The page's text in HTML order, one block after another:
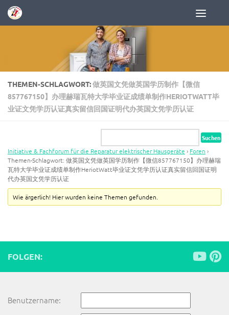
Zum Inhalt springen
THEMEN-SCHLAGWORT:做英国文凭做英国学历制作【微信
857767150】办理赫瑞瓦特大学毕业证成绩单制作HERIOTWATT毕
业证文凭学历认证真实留信回国证明代办英国文凭学历认证
Initiative & Fachforum für die Reparatur elektrischer Hausgeräte › Foren ›
Themen-Schlagwort: 做英国文凭做英国学历制作【微信857767150】办理赫瑞
瓦特大学毕业证成绩单制作HeriotWatt毕业证文凭学历认证真实留信回国证明
代办英国文凭学历认证
Wie ärgerlich! Hier wurden keine Themen gefunden.
FOLGEN:
Benutzername: